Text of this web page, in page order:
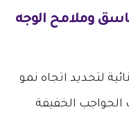
وملامح الوجه
لتحديد اتجاه نمو
الحواجب الخفيفة